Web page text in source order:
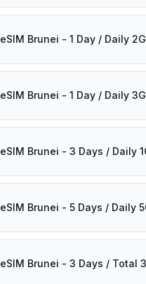
eSIM Brunei - 1 Day / Daily
eSIM Brunei - 1 Day / Daily
eSIM Brunei - 3 Days / Daily
eSIM Brunei - 5 Days / Daily
eSIM Brunei - 3 Days / Total